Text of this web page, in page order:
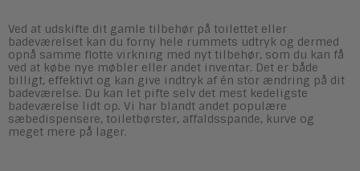
Ved at udskifte dit gamle tilbehør på toilettet eller
badeværelset kan du forny hele rummets udtryk og dermed
opnå samme flotte virkning med nyt tilbehør, som du kan få
ved at købe nye møbler eller andet inventar. Det er både
billigt, effektivt og kan give indtryk af én stor ændring på dit
badeværelse. Du kan let pifte selv det mest kedeligste
badeværelse lidt op. Vi har blandt andet populære
sæbedispensere, toiletbørster, affaldsspande, kurve og
meget mere på lager.